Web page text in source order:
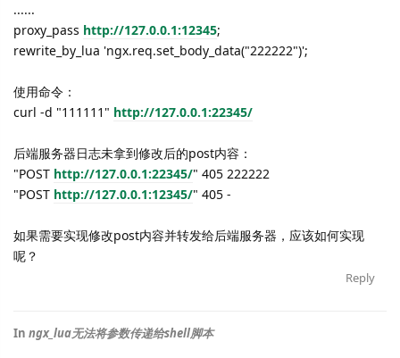
......
proxy_pass http://127.0.0.1:12345;
rewrite_by_lua 'ngx.req.set_body_data("222222")';
使用命令：
curl -d "111111" http://127.0.0.1:22345/
后端服务器日志未拿到修改后的post内容：
"POST http://127.0.0.1:22345/" 405 222222
"POST http://127.0.0.1:12345/" 405 -
如果需要实现修改post内容并转发给后端服务器，应该如何实现
呢？
Reply
In ngx_lua无法将参数传递给shell脚本